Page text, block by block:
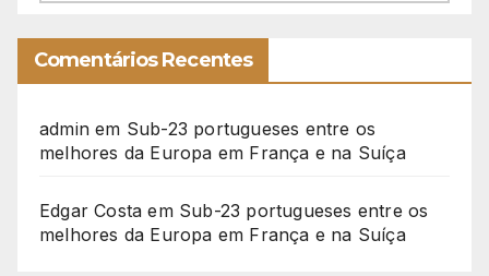
Comentários Recentes
admin em Sub-23 portugueses entre os
melhores da Europa em França e na Suíça
Edgar Costa em Sub-23 portugueses entre os
melhores da Europa em França e na Suíça